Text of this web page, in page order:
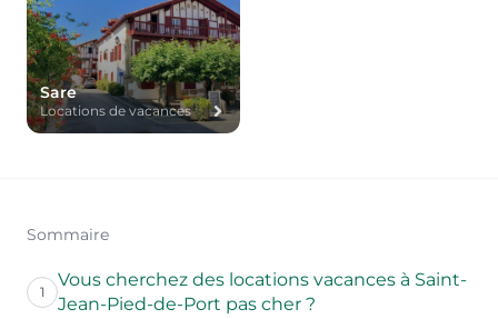
Sare
Locations de vacances
Sommaire
1
Vous cherchez des locations vacances à Saint-
Jean-Pied-de-Port pas cher ?